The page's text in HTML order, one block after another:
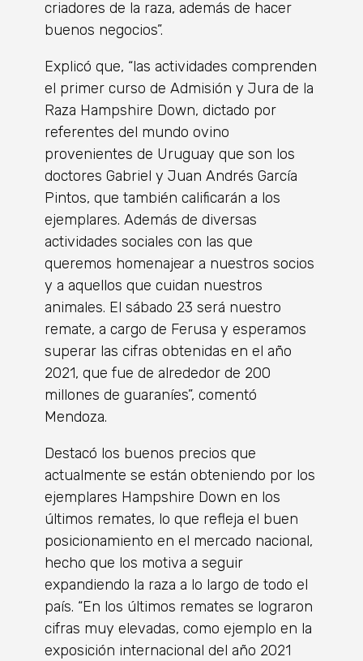
criadores de la raza, además de hacer
buenos negocios”.
Explicó que, “las actividades comprenden
el primer curso de Admisión y Jura de la
Raza Hampshire Down, dictado por
referentes del mundo ovino
provenientes de Uruguay que son los
doctores Gabriel y Juan Andrés García
Pintos, que también calificarán a los
ejemplares. Además de diversas
actividades sociales con las que
queremos homenajear a nuestros socios
y a aquellos que cuidan nuestros
animales. El sábado 23 será nuestro
remate, a cargo de Ferusa y esperamos
superar las cifras obtenidas en el año
2021, que fue de alrededor de 200
millones de guaraníes”, comentó
Mendoza.
Destacó los buenos precios que
actualmente se están obteniendo por los
ejemplares Hampshire Down en los
últimos remates, lo que refleja el buen
posicionamiento en el mercado nacional,
hecho que los motiva a seguir
expandiendo la raza a lo largo de todo el
país. “En los últimos remates se lograron
cifras muy elevadas, como ejemplo en la
exposición internacional del año 2021